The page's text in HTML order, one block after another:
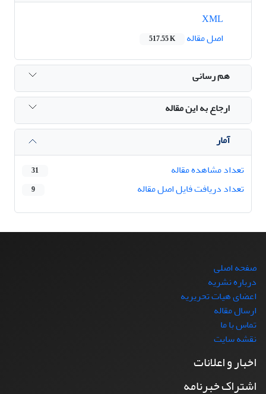
اصل مقاله
517.55 K
هم رسانی
ارجاع به این مقاله
آمار
تعداد مشاهده مقاله
31
تعداد دریافت فایل اصل مقاله 9
صفحه اصلی
درباره نشریه
اعضای هیات تحریریه
ارسال مقاله
تماس با ما
نقشه سایت
اخبار و اعلانات
اشتراک خبرنامه